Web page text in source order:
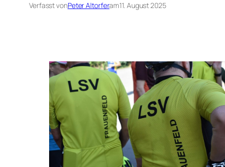
Verfasst vonPeter Altorferam11. August 2025